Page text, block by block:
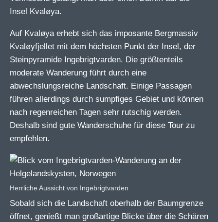
Insel Kvaløya.
Auf Kvaløya erhebt sich das imposante Bergmassiv
Kvaløyfjellet mit dem höchsten Punkt der Insel, der
Steinpyramide Ingebrigtvarden. Die größtenteils
moderate Wanderung führt durch eine
abwechslungsreiche Landschaft. Einige Passagen
führen allerdings durch sumpfiges Gebiet und können
nach regenreichen Tagen sehr rutschig werden.
Deshalb sind gute Wanderschuhe für diese Tour zu
empfehlen.
Herrliche Aussicht von Ingebrigtvarden
Sobald sich die Landschaft oberhalb der Baumgrenze
öffnet, genießt man großartige Blicke über die Schären